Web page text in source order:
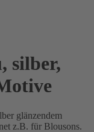
silber,
glänzendem
z.B. für Blousons.